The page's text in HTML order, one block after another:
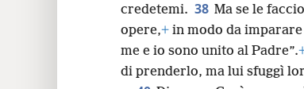
credetemi. 38 Ma se le
opere,+ in modo da
me e io sono unito al Padre”.
di prenderlo, ma lui sfuggì